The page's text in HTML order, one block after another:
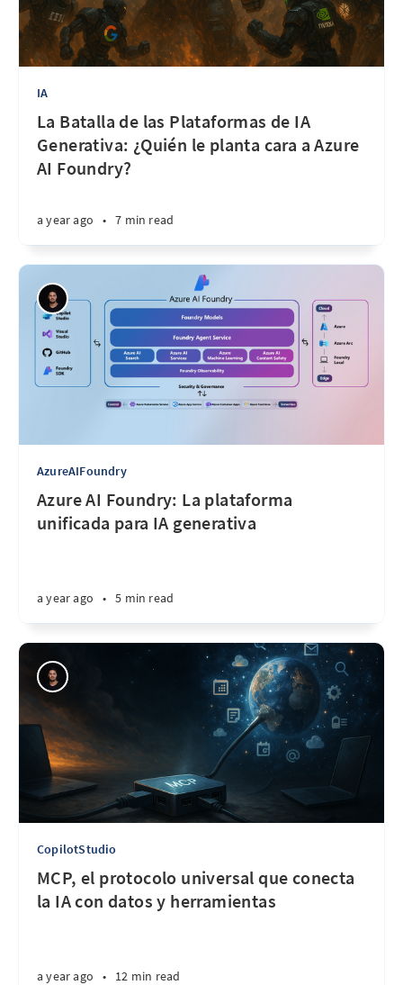
IA
La Batalla de las Plataformas de IA
Generativa: ¿Quién le planta cara a Azure
AI Foundry?
a year ago • 7 min read
AzureAIFoundry
Azure AI Foundry: La plataforma
unificada para IA generativa
a year ago • 5 min read
CopilotStudio
MCP, el protocolo universal que conecta
la IA con datos y herramientas
a year ago • 12 min read